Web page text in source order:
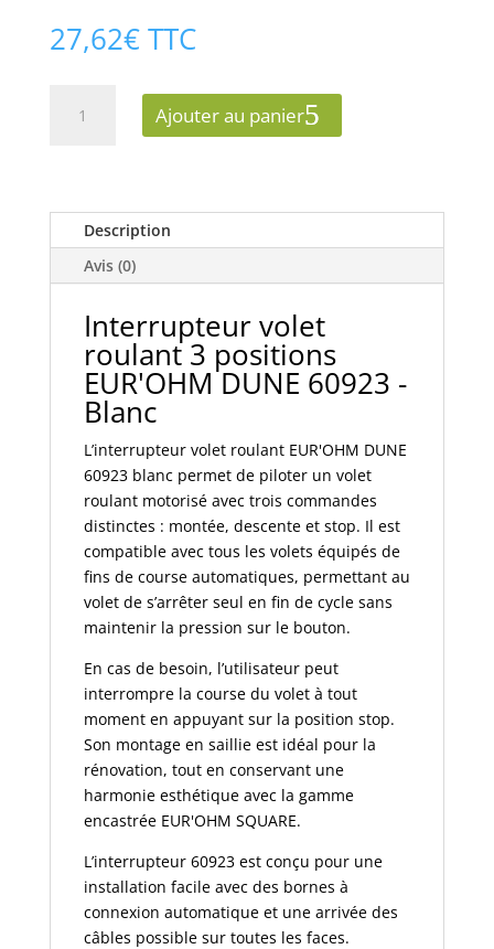
27,62€ TTC
Interrupteur
volet
roulant
positions
blanc
Ajouter au panier
Description
Avis (0)
Interrupteur volet
roulant 3 positions
EUR'OHM DUNE 60923 -
Blanc
L’interrupteur volet roulant EUR'OHM DUNE
60923 blanc permet de piloter un volet
roulant motorisé avec trois commandes
distinctes : montée, descente et stop. Il est
compatible avec tous les volets équipés de
fins de course automatiques, permettant au
volet de s’arrêter seul en fin de cycle sans
maintenir la pression sur le bouton.
En cas de besoin, l’utilisateur peut
interrompre la course du volet à tout
moment en appuyant sur la position stop.
Son montage en saillie est idéal pour la
rénovation, tout en conservant une
harmonie esthétique avec la gamme
encastrée EUR'OHM SQUARE.
L’interrupteur 60923 est conçu pour une
installation facile avec des bornes à
connexion automatique et une arrivée des
câbles possible sur toutes les faces.